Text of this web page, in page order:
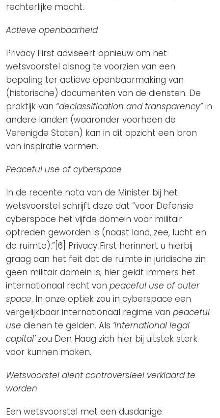
rechterlijke macht.
Actieve openbaarheid
Privacy First adviseert opnieuw om het
wetsvoorstel alsnog te voorzien van een
bepaling ter actieve openbaarmaking van
(historische) documenten van de diensten. De
praktijk van “declassification and transparency”in
andere landen (waaronder voorheen de
Verenigde Staten) kan in dit opzicht een bron
van inspiratie vormen.
Peaceful use of cyberspace
In de recente nota van de Minister bij het
wetsvoorstel schrijft deze dat “voor Defensie
cyberspace het vijfde domein voor militair
optreden geworden is (naast land, zee, lucht en
de ruimte).”[6] Privacy First herinnert u hierbij
graag aan het feit dat de ruimte in juridische zin
geen militair domein is; hier geldt immers het
internationaal recht van peaceful use of outer
space. In onze optiek zou in cyberspace een
vergelijkbaar internationaal regime van peaceful
use dienen te gelden. Als ‘international legal
capital’zou Den Haag zich hier bij uitstek sterk
voor kunnen maken.
Wetsvoorstel dient controversieel verklaard te
worden
Een wetsvoorstel met een dusdanige